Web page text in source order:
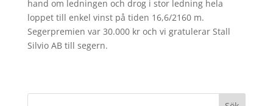
hand om ledningen och drog i stor ledning hela
loppet till enkel vinst på tiden 16,6/2160 m.
Segerpremien var 30.000 kr och vi gratulerar Stall
Silvio AB till segern.